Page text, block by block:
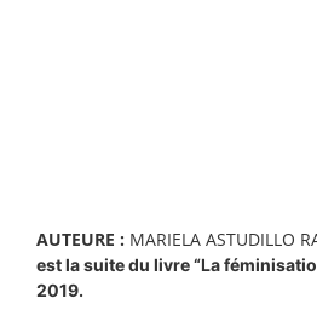
AUTEURE : MARIELA ASTUDILLO
est la suite du livre “La
2019.